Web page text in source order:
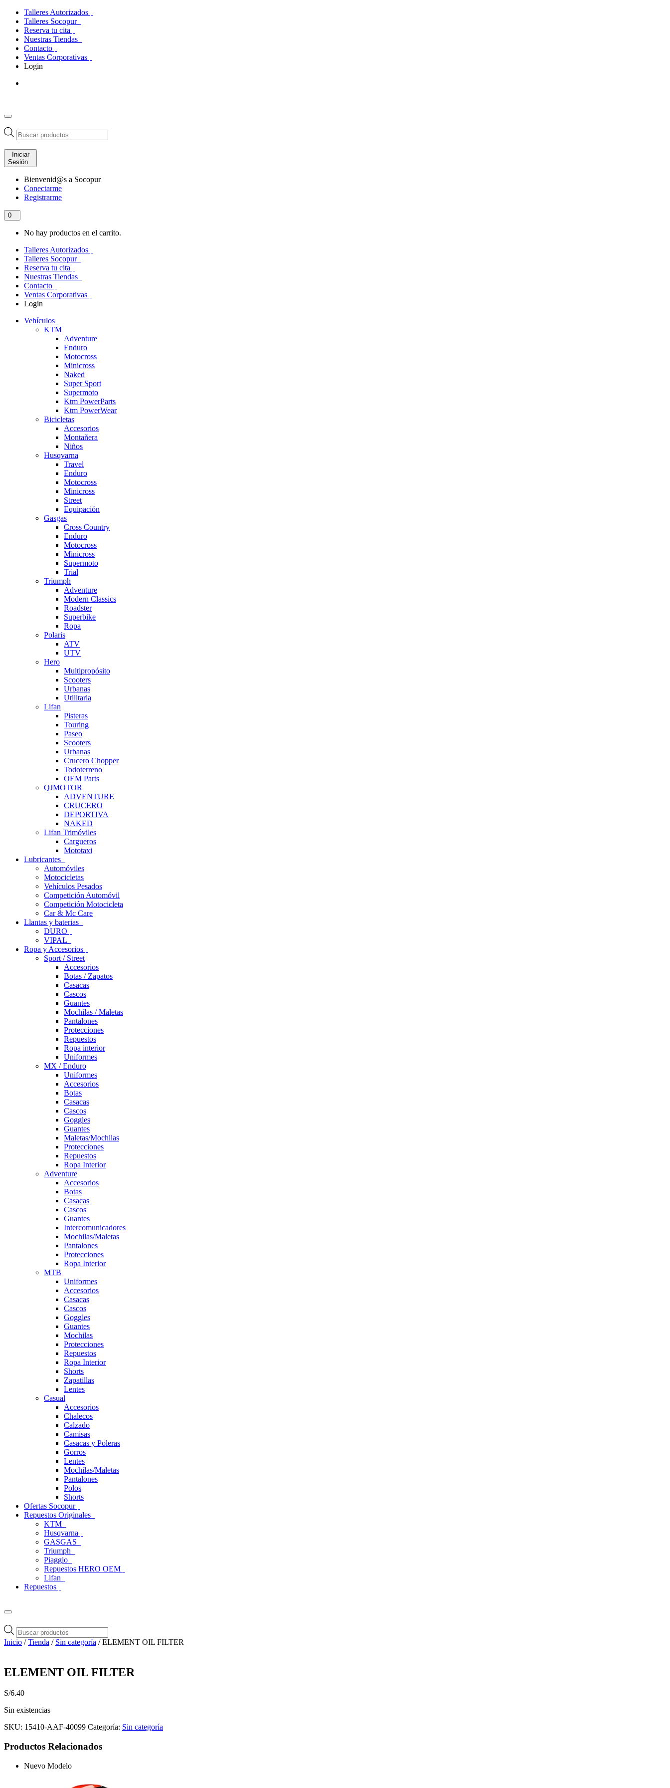
Talleres Autorizados
Talleres Socopur
Reserva tu cita
Nuestras Tiendas
Contacto
Ventas Corporativas
Login
Búsqueda
de
productos
Iniciar
Sesión
Bienvenid@s a Socopur
Conectarme
Registrarme
0
No hay productos en el carrito.
Talleres Autorizados
Talleres Socopur
Reserva tu cita
Nuestras Tiendas
Contacto
Ventas Corporativas
Login
Vehículos
KTM
Adventure
Enduro
Motocross
Minicross
Naked
Super Sport
Supermoto
Ktm PowerParts
Ktm PowerWear
Bicicletas
Accesorios
Montañera
Niños
Husqvarna
Travel
Enduro
Motocross
Minicross
Street
Equipación
Gasgas
Cross Country
Enduro
Motocross
Minicross
Supermoto
Trial
Triumph
Adventure
Modern Classics
Roadster
Superbike
Ropa
Polaris
ATV
UTV
Hero
Multipropósito
Scooters
Urbanas
Utilitaria
Lifan
Pisteras
Touring
Paseo
Scooters
Urbanas
Crucero Chopper
Todoterreno
OEM Parts
QJMOTOR
ADVENTURE
CRUCERO
DEPORTIVA
NAKED
Lifan Trimóviles
Cargueros
Mototaxi
Lubricantes
Automóviles
Motocicletas
Vehículos Pesados
Competición Automóvil
Competición Motocicleta
Car & Mc Care
Llantas y baterias
DURO
VIPAL
Ropa y Accesorios
Sport / Street
Accesorios
Botas / Zapatos
Casacas
Cascos
Guantes
Mochilas / Maletas
Pantalones
Protecciones
Repuestos
Ropa interior
Uniformes
MX / Enduro
Uniformes
Accesorios
Botas
Casacas
Cascos
Goggles
Guantes
Maletas/Mochilas
Protecciones
Repuestos
Ropa Interior
Adventure
Accesorios
Botas
Casacas
Cascos
Guantes
Intercomunicadores
Mochilas/Maletas
Pantalones
Protecciones
Ropa Interior
MTB
Uniformes
Accesorios
Casacas
Cascos
Goggles
Guantes
Mochilas
Protecciones
Repuestos
Ropa Interior
Shorts
Zapatillas
Lentes
Casual
Accesorios
Chalecos
Calzado
Camisas
Casacas y Poleras
Gorros
Lentes
Mochilas/Maletas
Pantalones
Polos
Shorts
Ofertas Socopur
Repuestos Originales
KTM
Husqvarna
GASGAS
Triumph
Piaggio
Repuestos HERO OEM
Lifan
Repuestos
Búsqueda
de
productos
Inicio /Tienda / Sin categoría / ELEMENT OIL FILTER
ELEMENT OIL FILTER
S/6.40
Sin existencias
SKU: 15410-AAF-40099 Categoría: Sin categoría
Productos Relacionados
Nuevo Modelo